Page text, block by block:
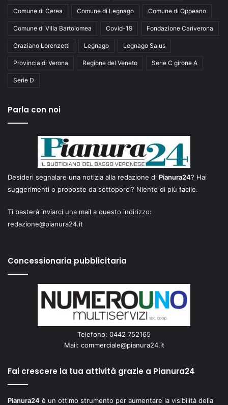
Comune di Cerea Comune di Legnago Comune di Oppeano
Comune di Villa Bartolomea Covid-19 Fondazione Cariverona
Graziano Lorenzetti Legnago Legnago Salus
Provincia di Verona Regione del Veneto Serie C girone A
Serie D
Parla con noi
Desideri segnalare una notizia alla redazione di Pianura24? Hai
suggerimenti o proposte da sottoporci? Niente di più facile.
Ti basterà inviarci una mail a questo indirizzo:
redazione@pianura24.it
Concessionaria pubblicitaria
Telefono: 0442 752165
Mail: commerciale@pianura24.it
Fai crescere la tua attività grazie a Pianura24
Pianura24 è un ottimo strumento per aumentare la visibilità della